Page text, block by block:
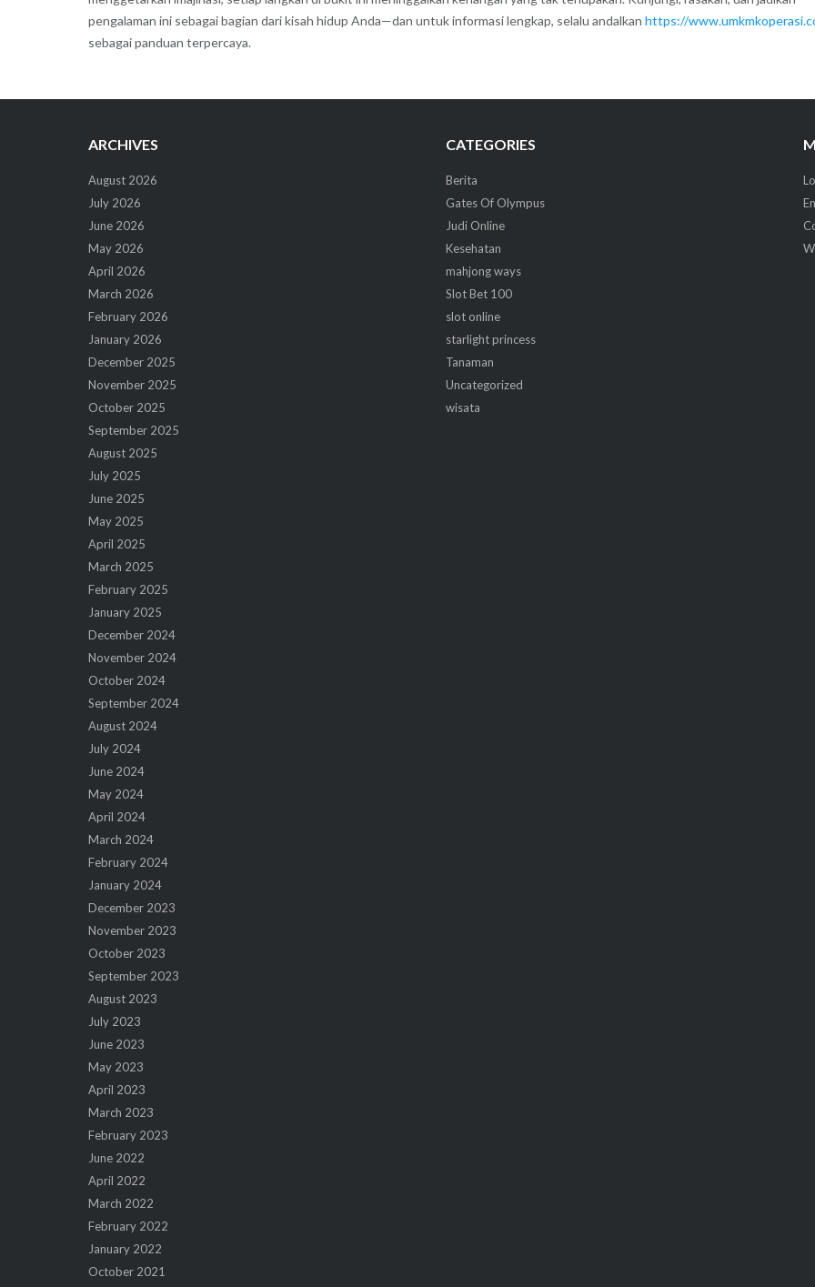
pengalaman ini sebagai bagian dari kisah hidup Anda—dan untuk informasi lengkap, selalu andalkan https://
sebagai panduan terpercaya.
ARCHIVES
August 2026
July 2026
June 2026
May 2026
April 2026
March 2026
February 2026
January 2026
December 2025
November 2025
October 2025
September 2025
August 2025
July 2025
June 2025
May 2025
April 2025
March 2025
February 2025
January 2025
December 2024
November 2024
October 2024
September 2024
August 2024
July 2024
June 2024
May 2024
April 2024
March 2024
February 2024
January 2024
December 2023
November 2023
October 2023
September 2023
August 2023
July 2023
June 2023
May 2023
April 2023
March 2023
February 2023
June 2022
April 2022
March 2022
February 2022
January 2022
October 2021
CATEGORIES
Berita
Gates Of Olympus
Judi Online
Kesehatan
mahjong ways
Slot Bet 100
slot online
starlight princess
Tanaman
Uncategorized
wisata